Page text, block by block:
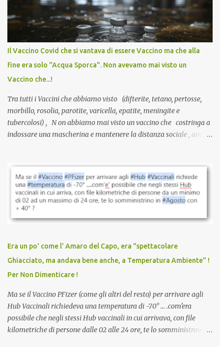
sviluppato in tempi record, con tecnologie mai utilizzate prima su
larga scala, ancora oggetto di studio e di discussione
internazionale serve solo una firma. La tua. Lo si somministra
anche a persone sane, giovani, senza fattori di rischio, spesso già
serve una prescrizione. Non c’è diagnosi. Non c’è presa in carico.
L’unico atto richiesto è una fi...
Il Vaccino Covid che si vantava di essere Vaccino ma che alla
fine era solo "Acqua Sporca". Non avevamo mai visto un
Vaccino che...!
Tra tutti i Vaccini che abbiamo visto (difterite, tetano, pertosse,
morbillo, rosolia, parotite, varicella, epatite, meningite e
tubercolosi) , N on abbiamo mai visto un vaccino che costringa a
indossare una mascherina e mantenere la distanza sociale , anche
vaccinazione. Non avevamo mai sentito parlare di ricompense,
sconti, incentivi per vaccinarsi. Non avevamo mai visto
discriminazioni per coloro che non l’hanno fatto. Se non sei stato
vaccinato, nessuno aveva prima cercato di farti sentire una
persona cattiva. Non avevamo mai visto un vaccino che minacci le
vaccino usato per minacciare i mezzi di sussistenza, il lavoro o la
scuola. Non avevamo mai visto un vaccino che permettesse a un
dodicenne di ignorare il consenso dei genitori. Dopo tutti i vaccini
che abbiamo elencato sopra...
Era un po' come l' Amaro del Capo, era "spettacolare
Ghiacciato, ma andava bene anche, a Temperatura Ambiente" !
Per Non Dimenticare !
Ma se il Vaccino PFizer (come gli altri del resto) per arrivare agli
Hub Vaccinali richiedeva una temperatura di -70° ... .com'era
possibile che negli stessi Hub vaccinali in cui arrivava, con file
kilometriche di persone dalle 02 alle 24 ore, te lo somministravano